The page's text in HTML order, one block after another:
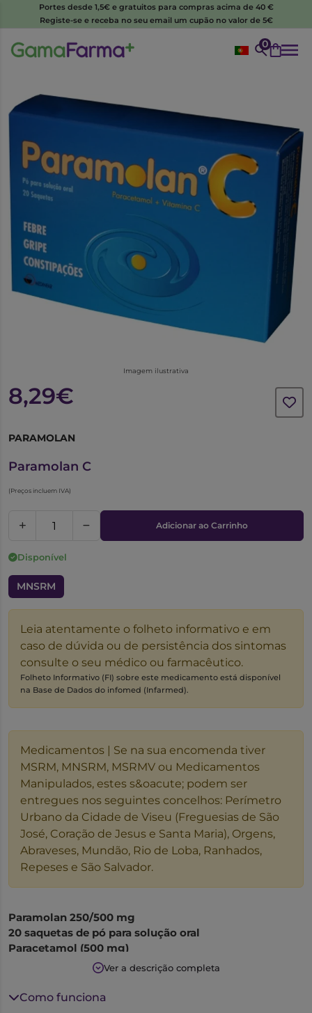
Portes desde 1,5€ e gratuitos para compras acima de 40 €
Registe-se e receba no seu email um cupão no valor de 5€
0
Imagem ilustrativa
8,29€
PARAMOLAN
Paramolan C
(Preços incluem IVA)
Adicionar ao Carrinho
Disponível
MNSRM
Leia atentamente o folheto informativo e em
caso de dúvida ou de persistência dos sintomas
consulte o seu médico ou farmacêutico.
Folheto Informativo (FI) sobre este medicamento está disponível
na Base de Dados do infomed (Infarmed).
Medicamentos | Se na sua encomenda tiver
MSRM, MNSRM, MSRMV ou Medicamentos
Manipulados, estes s&oacute; podem ser
entregues nos seguintes concelhos: Perímetro
Urbano da Cidade de Viseu (Freguesias de São
José, Coração de Jesus e Santa Maria), Orgens,
Abraveses, Mundão, Rio de Loba, Ranhados,
Repeses e São Salvador.
Paramolan 250/500 mg
20 saquetas de pó para solução oral
Paracetamol (500 mg)
Vitamina C (250 mg)
Paramolan C é uma associação de vitamina C e
paracetamol, que alivia eficazmente as dores e a febre,
Ver a descrição completa
Como funciona